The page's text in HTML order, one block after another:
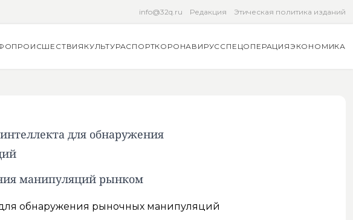
info@32q.ru Редакция Этическая политика изданий
ПРОИСШЕСТВИЯ КУЛЬТУРАСПОРТКОРОНАВИРУССПЕЦОПЕРАЦИЯЭКОНОМИКА
для обнаружения
манипуляций рынком